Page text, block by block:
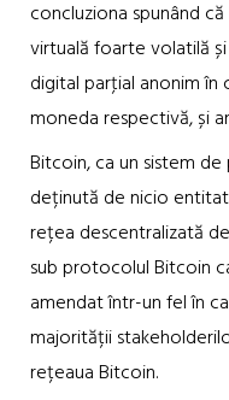
concluziona spunând
virtuală foarte volatilă
digital parţial anonim în
moneda respectivă, și
Bitcoin, ca un sistem
deținută de nicio
rețea descentralizată
sub protocolul Bitcoin
amendat într-un fel în
majorității
rețeaua Bitcoin.